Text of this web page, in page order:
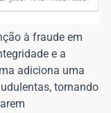
à fraude em
e a
adiciona uma
tornando